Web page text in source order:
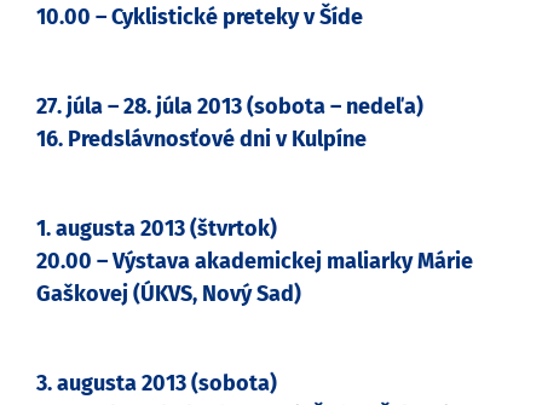
10.00 – Cyklistické preteky v Šíde
27. júla – 28. júla 2013 (sobota – nedeľa)
16. Predslávnosťové dni v Kulpíne
1. augusta 2013 (štvrtok)
20.00 – Výstava akademickej maliarky Márie
Gaškovej (ÚKVS, Nový Sad)
3. augusta 2013 (sobota)